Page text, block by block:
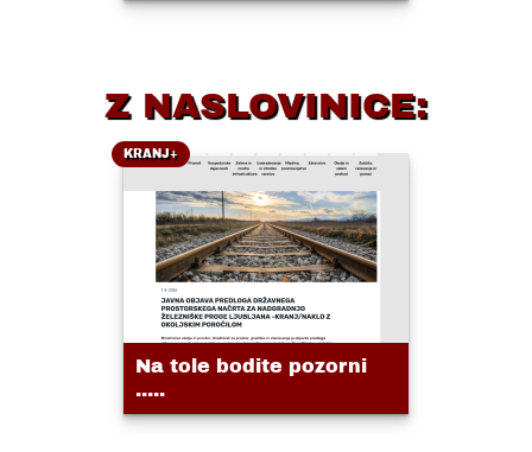
Z NASLOVINICE:
KRANJ+
Na tole bodite pozorni
.....